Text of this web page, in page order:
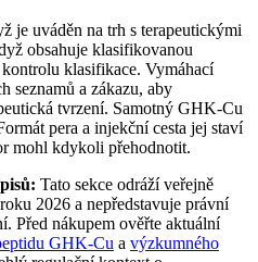
je uváděn na trh s terapeutickými
obsahuje klasifikovanou
klasifikace. Vymáhací
seznamů a zákazu, aby
tvrzení. Samotný GHK-Cu
pera a injekční cesta jej staví
mohl kdykoli přehodnotit.
Tato sekce odráží veřejně
2026 a nepředstavuje právní
Před nákupem ověřte aktuální
GHK-Cu a výzkumného